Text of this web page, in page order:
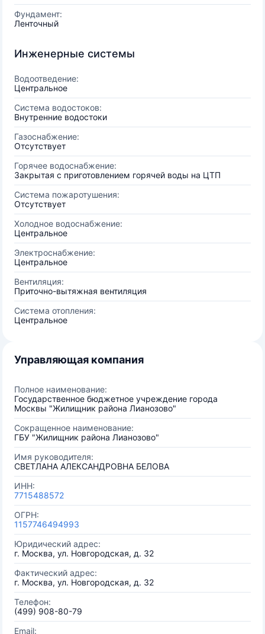
Фундамент:
Ленточный
Инженерные системы
Водоотведение:
Центральное
Система водостоков:
Внутренние водостоки
Газоснабжение:
Отсутствует
Горячее водоснабжение:
Закрытая с приготовлением горячей воды на ЦТП
Система пожаротушения:
Отсутствует
Холодное водоснабжение:
Центральное
Электроснабжение:
Центральное
Вентиляция:
Приточно-вытяжная вентиляция
Система отопления:
Центральное
Управляющая компания
Полное наименование:
Государственное бюджетное учреждение города
Москвы "Жилищник района Лианозово"
Сокращенное наименование:
ГБУ "Жилищник района Лианозово"
Имя руководителя:
СВЕТЛАНА АЛЕКСАНДРОВНА БЕЛОВА
ИНН:
7715488572
ОГРН:
1157746494993
Юридический адрес:
г. Москва, ул. Новгородская, д. 32
Фактический адрес:
г. Москва, ул. Новгородская, д. 32
Телефон:
(499) 908-80-79
Email: